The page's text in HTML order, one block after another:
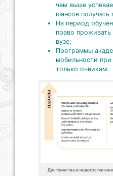
чем выше
шансов получать
На период
право
вузе;
Программы
мобильности при
только очникам.
Достоинства и недостатки